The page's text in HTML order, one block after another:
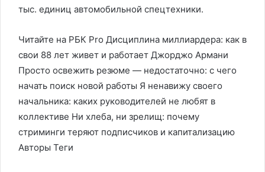
тыс. единиц автомобильной спецтехники.
Читайте на РБК Pro Дисциплина миллиардера: как в
свои 88 лет живет и работает Джорджо Армани
Просто освежить резюме — недостаточно: с чего
начать поиск новой работы Я ненавижу своего
начальника: каких руководителей не любят в
коллективе Ни хлеба, ни зрелищ: почему
стриминги теряют подписчиков и капитализацию
Авторы Теги